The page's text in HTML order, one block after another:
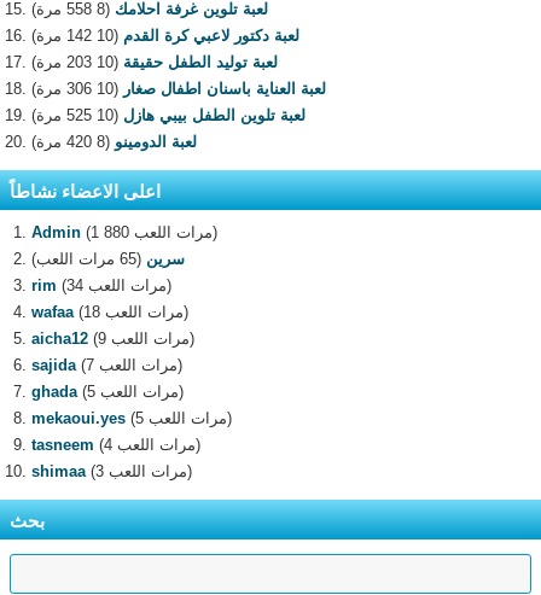
لعبة تلوين غرفة احلامك (8 558 مرة)
لعبة دكتور لاعبي كرة القدم (10 142 مرة)
لعبة توليد الطفل حقيقة (10 203 مرة)
لعبة العناية باسنان اطفال صغار (10 306 مرة)
لعبة تلوين الطفل بيبي هازل (10 525 مرة)
لعبة الدومينو (8 420 مرة)
اعلى الاعضاء نشاطاً
Admin
(1 880 مرات اللعب)
سرين (65 مرات اللعب)
rim
(34 مرات اللعب)
wafaa
(18 مرات اللعب)
aicha12
(9 مرات اللعب)
sajida
(7 مرات اللعب)
ghada
(5 مرات اللعب)
mekaoui.yes
(5 مرات اللعب)
tasneem
(4 مرات اللعب)
shimaa
(3 مرات اللعب)
بحث